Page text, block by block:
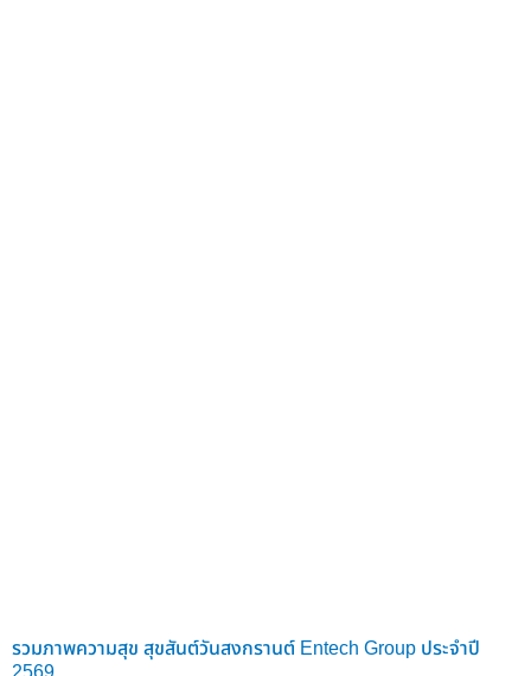
รวมภาพความสุข สุขสันต์วันสงกรานต์ Entech Group ประจำปี